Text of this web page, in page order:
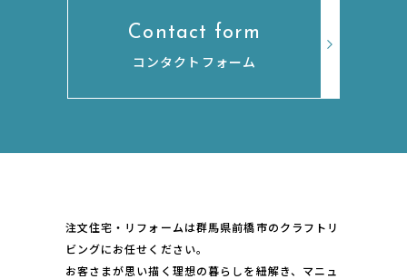
Contact form
コンタクトフォーム
注文住宅・リフォームは群馬県前橋市のクラフトリ
ビングにお任せください。
お客さまが思い描く理想の暮らしを紐解き、マニュ